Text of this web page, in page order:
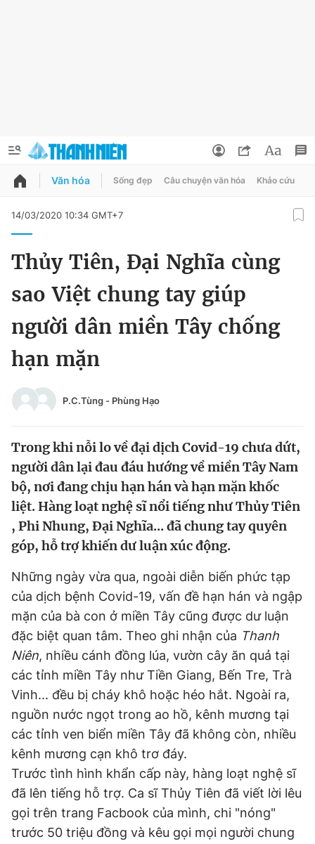
QUẢNG CÁO
Chuyên mục
Chuyên mục khác
Chào ngày mới Tin 24h
Tin thị trường
Sản phẩm khác
Tiện ích Bạn cần biết
Thông tin tòa soạn Liên hệ quảng cáo
Đọc Thanh Niên trên điện thoại
Theo dõi báo trên
0906 645 777
Liên hệ quảng cáo
0908 780 404
Đặt báo Quảng cáo RSS Tòa soạn Chính sách bảo
Đổi mật khẩu
Tin đã lưu
Tin đã xem
Đăng xuất
Văn hóa Sống đẹp Câu chuyện văn hóa Khảo cứu
14/03/2020 10:34 GMT+7
Thủy Tiên, Đại Nghĩa cùng
sao Việt chung tay giúp
người dân miền Tây chống
hạn mặn
P.C.Tùng - Phùng Hạo
Trong khi nỗi lo về đại dịch Covid-19 chưa dứt,
người dân lại đau đáu hướng về miền Tây Nam
bộ, nơi đang chịu hạn hán và hạn mặn khốc
liệt. Hàng loạt nghệ sĩ nổi tiếng như Thủy Tiên
, Phi Nhung, Đại Nghĩa... đã chung tay quyên
góp, hỗ trợ khiến dư luận xúc động.
Những ngày vừa qua, ngoài diễn biến phức tạp
của dịch bệnh Covid-19, vấn đề hạn hán và ngập
mặn của bà con ở miền Tây cũng được dư luận
đặc biệt quan tâm. Theo ghi nhận của Thanh
Niên, nhiều cánh đồng lúa, vườn cây ăn quả tại
các tỉnh miền Tây như Tiền Giang, Bến Tre, Trà
Vinh... đều bị cháy khô hoặc héo hắt. Ngoài ra,
nguồn nước ngọt trong ao hồ, kênh mương tại
các tỉnh ven biển miền Tây đã không còn, nhiều
kênh mương cạn khô trơ đáy.
Trước tình hình khẩn cấp này, hàng loạt nghệ sĩ
đã lên tiếng hỗ trợ. Ca sĩ Thủy Tiên đã viết lời lêu
gọi trên trang Facbook của mình, chi "nóng"
trước 50 triệu đồng và kêu gọi mọi người chung